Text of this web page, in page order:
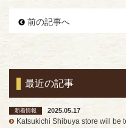
前の記事へ
最近の記事
新着情報
2025.05.17
Katsukichi Shibuya store will be